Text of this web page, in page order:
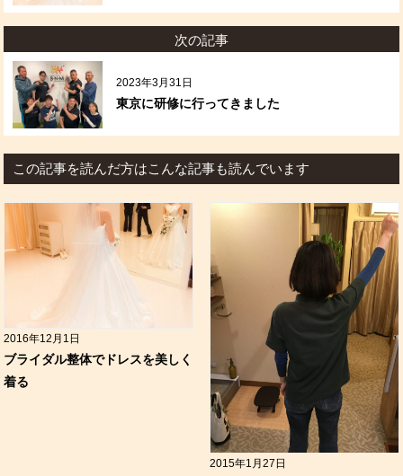
次の記事
2023年3月31日
東京に研修に行ってきました
この記事を読んだ方はこんな記事も読んでいます
2015年1月27日
2016年12月1日
ブライダル整体でドレスを美しく
着る